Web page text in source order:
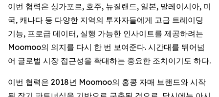
이번 협력은 싱가포르, 호주, 뉴질랜드, 일본, 말레이시아, 미
국, 캐나다 등 다양한 지역의 투자자들에게 고급 트레이딩
기능, 프로급 데이터, 실행 가능한 인사이트를 제공하려는
Moomoo의 의지를 다시 한 번 보여준다. 시간대를 뛰어넘
어 글로벌 시장 접근성을 확대하는 중요한 조치이기도 하다.
이번 협력은 2018년 Moomoo의 홍콩 자매 브랜드와 시작